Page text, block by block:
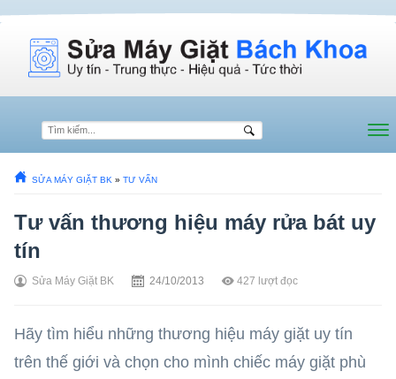
SỬA MÁY GIẶT BK » TƯ VẤN
Tư vấn thương hiệu máy rửa bát uy
tín
Sửa Máy Giặt BK 24/10/2013 427 lượt đọc
Hãy tìm hiểu những thương hiệu máy giặt uy tín
trên thế giới và chọn cho mình chiếc máy giặt phù